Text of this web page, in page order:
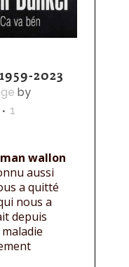
2023
by
1
wallon
aussi
a quitté
nous a
depuis